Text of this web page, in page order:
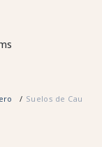
Suelos de